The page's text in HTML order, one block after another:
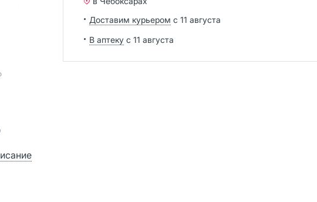
Доставим курьером с 11 августа
В аптеку с 11 августа